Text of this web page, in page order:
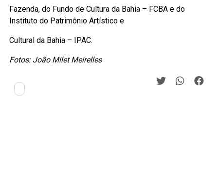
Fazenda, do Fundo de Cultura da Bahia – FCBA e do
Instituto do Patrimônio Artístico e
Cultural da Bahia – IPAC.
Fotos: João Milet Meirelles